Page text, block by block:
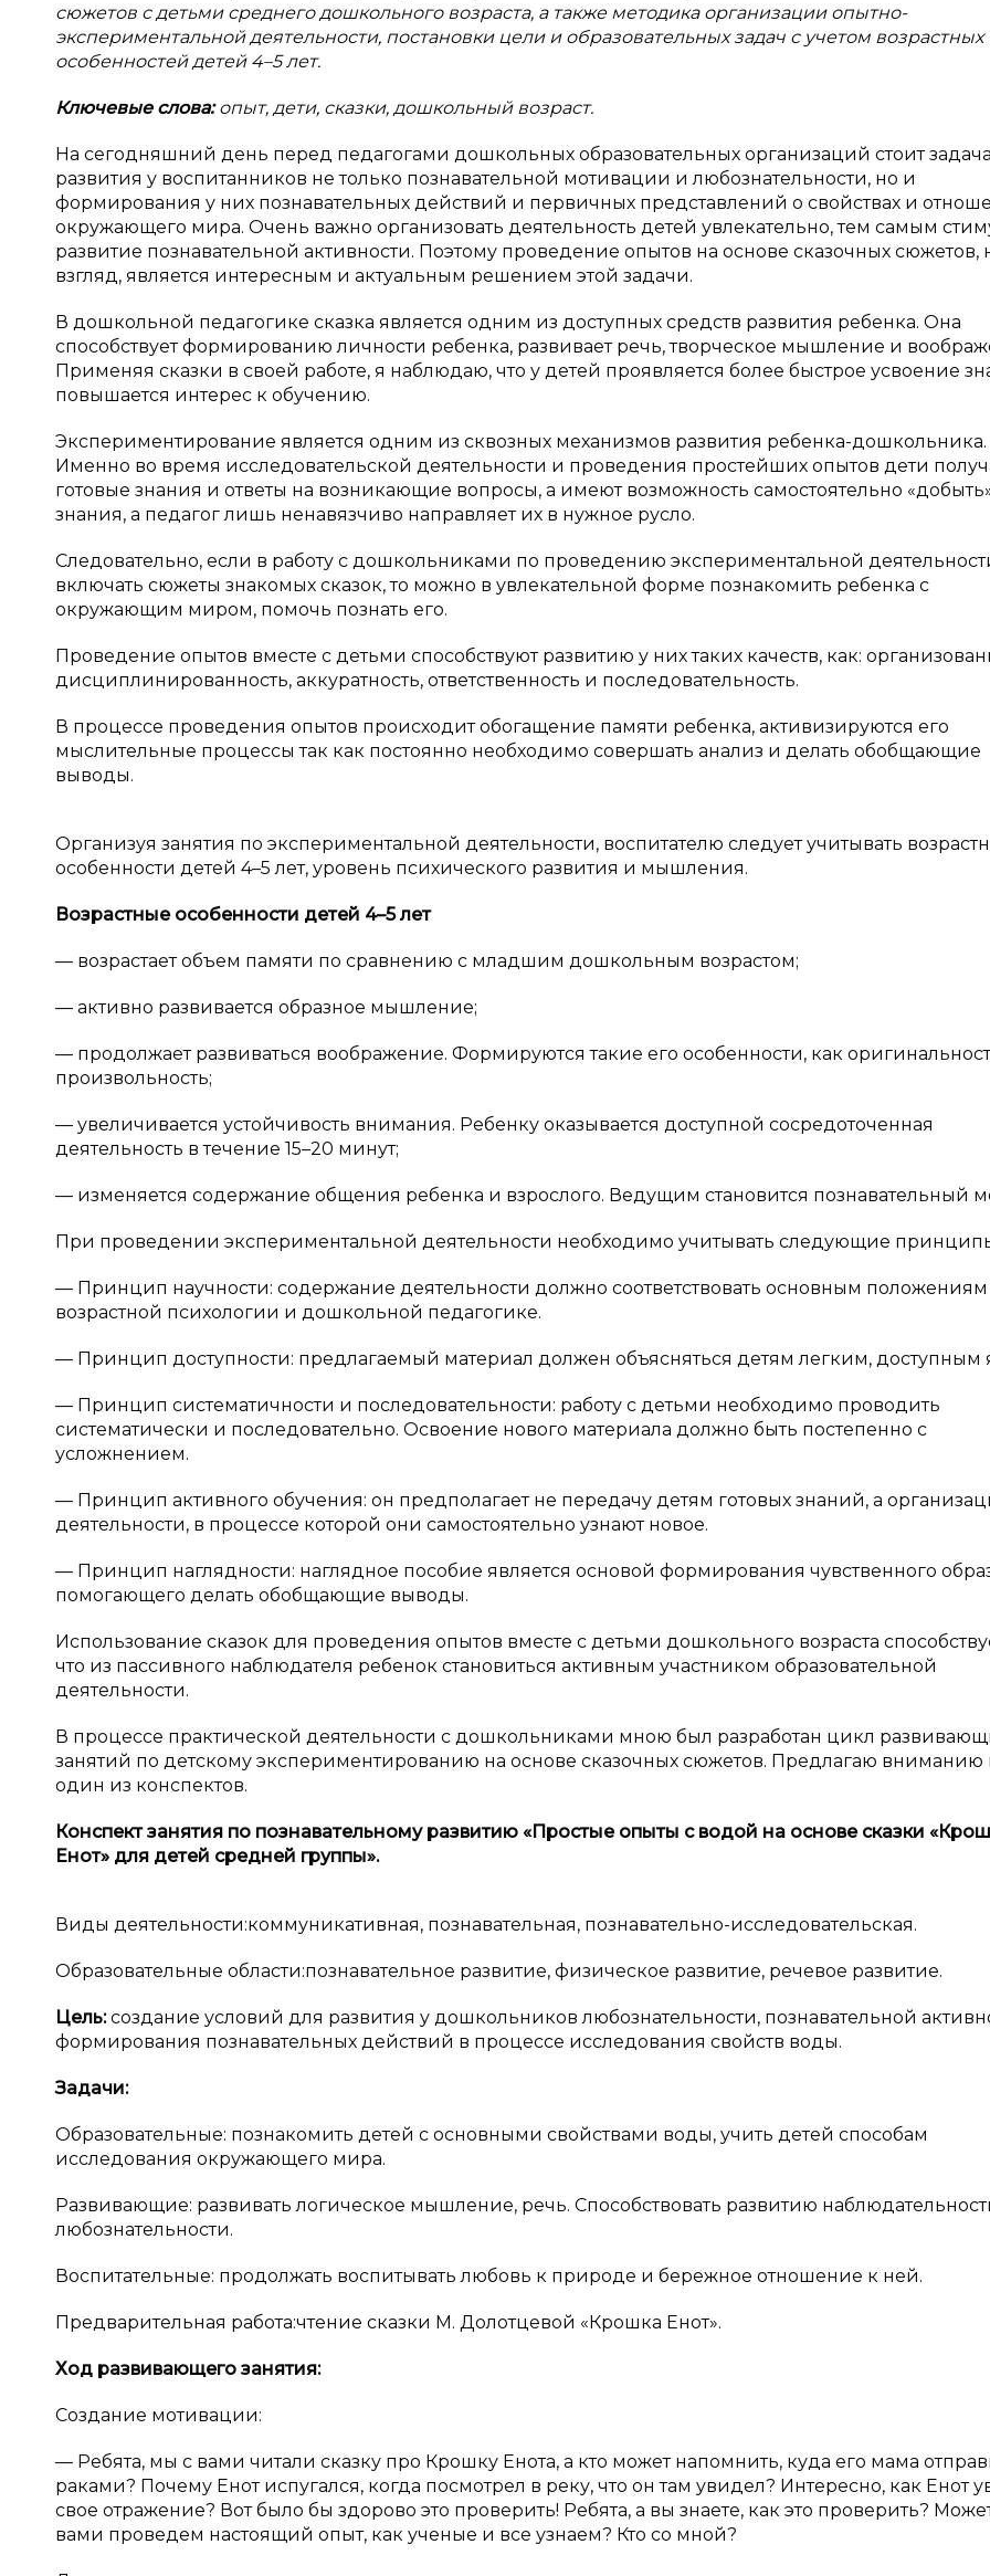
сюжетов с детьми среднего дошкольного возраста, а также методика организации опытно-
экспериментальной деятельности, постановки цели и образовательных задач с учетом возрастных
особенностей детей 4–5 лет.
Ключевые слова:опыт, дети, сказки, дошкольный возраст.
На сегодняшний день перед педагогами дошкольных образовательных организаций стоит задача
развития у воспитанников не только познавательной мотивации и любознательности, но и
формирования у них познавательных действий и первичных представлений о свойствах и
окружающего мира. Очень важно организовать деятельность детей увлекательно, тем самым
развитие познавательной активности. Поэтому проведение опытов на основе сказочных сюжетов,
взгляд, является интересным и актуальным решением этой задачи.
В дошкольной педагогике сказка является одним из доступных средств развития ребенка. Она
способствует формированию личности ребенка, развивает речь, творческое мышление и
Применяя сказки в своей работе, я наблюдаю, что у детей проявляется более быстрое усвоение
повышается интерес к обучению.
Экспериментирование является одним из сквозных механизмов развития ребенка-дошкольника.
Именно во время исследовательской деятельности и проведения простейших опытов дети
готовые знания и ответы на возникающие вопросы, а имеют возможность самостоятельно
знания, а педагог лишь ненавязчиво направляет их в нужное русло.
Следовательно, если в работу с дошкольниками по проведению экспериментальной
включать сюжеты знакомых сказок, то можно в увлекательной форме познакомить ребенка с
окружающим миром, помочь познать его.
Проведение опытов вместе с детьми способствуют развитию у них таких качеств, как:
дисциплинированность, аккуратность, ответственность и последовательность.
В процессе проведения опытов происходит обогащение памяти ребенка, активизируются его
мыслительные процессы так как постоянно необходимо совершать анализ и делать обобщающие
выводы.
Организуя занятия по экспериментальной деятельности, воспитателю следует учитывать
особенности детей 4–5 лет, уровень психического развития и мышления.
Возрастные особенности детей 4–5 лет
— возрастает объем памяти по сравнению с младшим дошкольным возрастом;
— активно развивается образное мышление;
— продолжает развиваться воображение. Формируются такие его особенности, как
произвольность;
— увеличивается устойчивость внимания. Ребенку оказывается доступной сосредоточенная
деятельность в течение 15–20 минут;
— изменяется содержание общения ребенка и взрослого. Ведущим становится познавательный
При проведении экспериментальной деятельности необходимо учитывать следующие
— Принцип научности: содержание деятельности должно соответствовать основным положениям
возрастной психологии и дошкольной педагогике.
— Принцип доступности: предлагаемый материал должен объясняться детям легким, доступным
— Принцип систематичности и последовательности: работу с детьми необходимо проводить
систематически и последовательно. Освоение нового материала должно быть постепенно с
усложнением.
— Принцип активного обучения: он предполагает не передачу детям готовых знаний, а
деятельности, в процессе которой они самостоятельно узнают новое.
— Принцип наглядности: наглядное пособие является основой формирования чувственного
помогающего делать обобщающие выводы.
Использование сказок для проведения опытов вместе с детьми дошкольного возраста
что из пассивного наблюдателя ребенок становиться активным участником образовательной
деятельности.
В процессе практической деятельности с дошкольниками мною был разработан цикл
занятий по детскому экспериментированию на основе сказочных сюжетов. Предлагаю вниманию
один из конспектов.
Конспект занятия по познавательному развитию «Простые опыты с водой на основе сказки
Енот» для детей средней группы».
Виды деятельности:коммуникативная, познавательная, познавательно-исследовательская.
Образовательные области:познавательное развитие, физическое развитие, речевое развитие.
Цель:создание условий для развития у дошкольников любознательности, познавательной
формирования познавательных действий в процессе исследования свойств воды.
Задачи:
Образовательные: познакомить детей с основными свойствами воды, учить детей способам
исследования окружающего мира.
Развивающие: развивать логическое мышление, речь. Способствовать развитию
любознательности.
Воспитательные: продолжать воспитывать любовь к природе и бережное отношение к ней.
Предварительная работа:чтение сказки М. Долотцевой «Крошка Енот».
Ход развивающего занятия:
Создание мотивации:
— Ребята, мы с вами читали сказку про Крошку Енота, а кто может напомнить, куда его мама
раками? Почему Енот испугался, когда посмотрел в реку, что он там увидел? Интересно, как Енот
свое отражение? Вот было бы здорово это проверить! Ребята, а вы знаете, как это проверить?
вами проведем настоящий опыт, как ученые и все узнаем? Кто со мной?